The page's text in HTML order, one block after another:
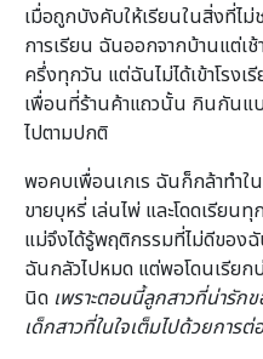
เมื่อถูกบังคับให้เรียนในสิ่งที่ไ
การเรียน ฉันออกจากบ้านแต่เ
ครึ่งทุกวัน แต่ฉันไม่ได้เข้าโรงเ
เพื่อนที่ร้านค้าแถวนั้น กินกันแบ
ไปตามปกติ
พอคบเพื่อนเกเร ฉันก็กล้าทำ
ขายบุหรี่ เล่นไพ่ และโดดเรีย
แม่จึงได้รู้พฤติกรรมที่ไม่ดีของ
ฉันกลัวไปหมด แต่พอโดนเรียก
นิด เพราะตอนนี้ลูกสาวที่น่ารัก
เด็กสาวที่ในใจเต็มไปด้วยการต่